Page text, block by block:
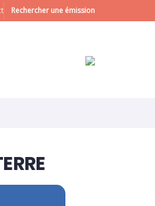
Rechercher une émission